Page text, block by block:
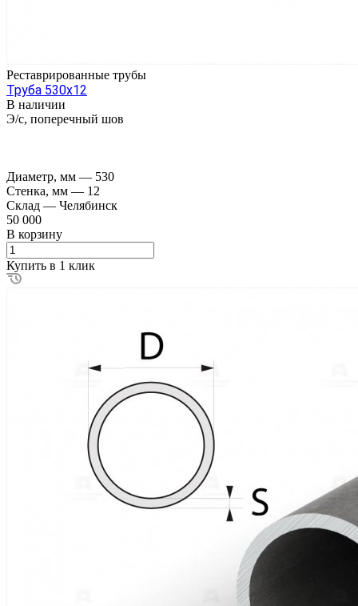
Реставрированные трубы
Труба 530х12
В наличии
Э/с, поперечный шов
Диаметр, мм — 530
Стенка, мм — 12
Склад — Челябинск
50 000
В корзину
Купить в 1 клик